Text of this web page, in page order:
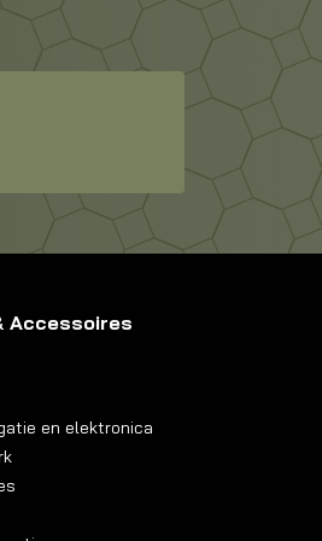
Accessoires
en elektronica